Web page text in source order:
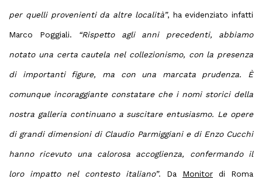
per quelli provenienti da altre località”, ha evidenziato infatti
Marco Poggiali. “Rispetto agli anni precedenti, abbiamo
notato una certa cautela nel collezionismo, con la presenza
di importanti figure, ma con una marcata prudenza. È
comunque incoraggiante constatare che i nomi storici della
nostra galleria continuano a suscitare entusiasmo. Le opere
di grandi dimensioni di Claudio Parmiggiani e di Enzo Cucchi
hanno ricevuto una calorosa accoglienza, confermando il
loro impatto nel contesto italiano”. Da Monitor di Roma